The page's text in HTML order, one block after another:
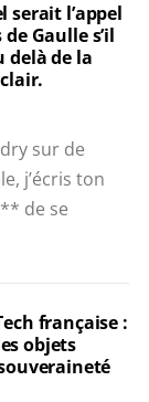
serait l’appel
Gaulle s’il
delà de la
sur de
j’écris ton
de se
française :
objets